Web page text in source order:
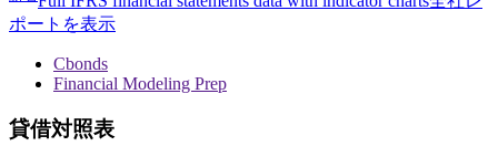
ポートを表示
Cbonds
Financial Modeling Prep
貸借対照表